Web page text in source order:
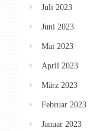
Juli 2023
Juni 2023
Mai 2023
April 2023
März 2023
Februar 2023
Januar 2023